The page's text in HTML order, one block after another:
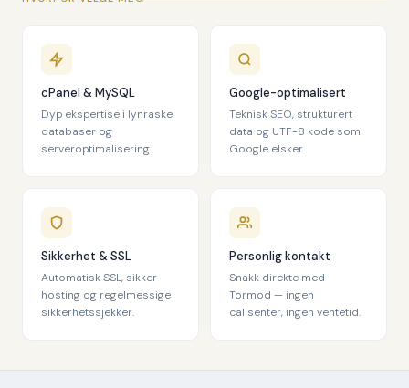
cPanel & MySQL
Dyp ekspertise i lynraske
databaser og
serveroptimalisering.
Google-optimalisert
Teknisk SEO, strukturert
data og UTF-8 kode som
Google elsker.
Sikkerhet & SSL
Automatisk SSL, sikker
hosting og regelmessige
sikkerhetssjekker.
Personlig kontakt
Snakk direkte med
Tormod — ingen
callsenter, ingen ventetid.